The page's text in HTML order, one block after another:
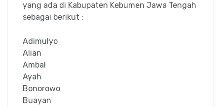
yang ada di Kabupaten Kebumen Jawa Tengah
sebagai berikut :
Adimulyo
Alian
Ambal
Ayah
Bonorowo
Buayan